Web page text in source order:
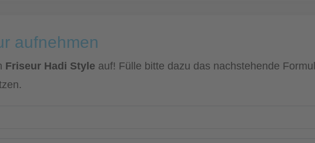
aufnehmen
Friseur Hadi Style auf! Fülle bitte dazu das nachstehende